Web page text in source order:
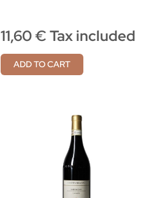
11,60 € Tax included
ADD TO CART